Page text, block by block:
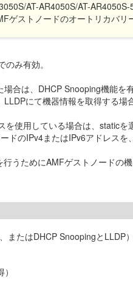
AT-AR4050S/AT-
ゲストノードのオートリカバ
み有効。
合は、DHCP Snooping機能を
にて機器情報を取得する場
を使用している場合は、staticを
ドのIPv4またはIPv6アドレスを
うためにAMFゲストノードの
またはDHCP SnoopingとLLDP